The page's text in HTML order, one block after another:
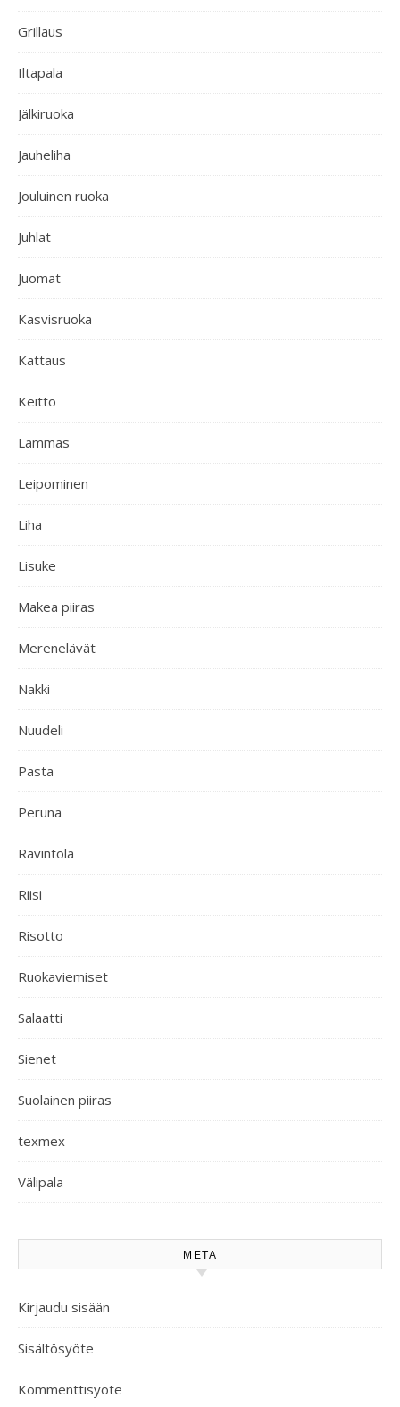
Grillaus
Iltapala
Jälkiruoka
Jauheliha
Jouluinen ruoka
Juhlat
Juomat
Kasvisruoka
Kattaus
Keitto
Lammas
Leipominen
Liha
Lisuke
Makea piiras
Merenelävät
Nakki
Nuudeli
Pasta
Peruna
Ravintola
Riisi
Risotto
Ruokaviemiset
Salaatti
Sienet
Suolainen piiras
texmex
Välipala
META
Kirjaudu sisään
Sisältösyöte
Kommenttisyöte